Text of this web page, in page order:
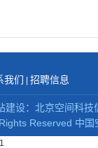
我们 招聘信息
建设：北京空间科技
Reserved 中国